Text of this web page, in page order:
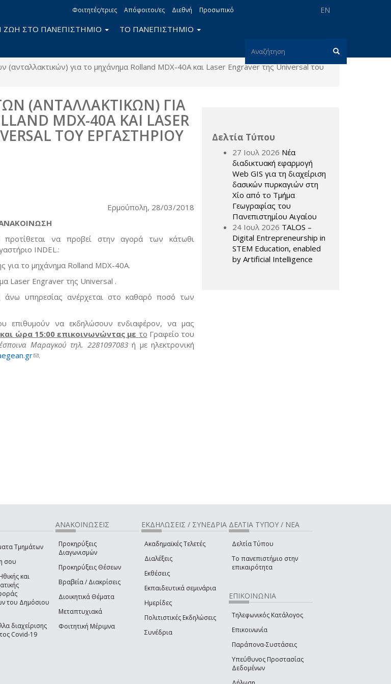
EN
Φοιτητές/τριες Απόφοιτοι/ες Διεθνή Προσωπικό
Φόρμα
αναζήτησης
Αναζήτηση
ΖΩΗ ΣΤΟ ΠΑΝΕΠΙΣΤΗΜΙΟ ΤΟ ΠΑΝΕΠΙΣΤΗΜΙΟ
(ανταλλακτικών) για το μηχάνημα Rolland MDX-40Α και Laser Engraver της Universal του
(ΑΝΤΑΛΛΑΚΤΙΚΩΝ) ΓΙΑ
MDX-40Α ΚΑΙ LASER
ΤΟΥ ΕΡΓΑΣΤΗΡΙΟΥ
Ερμούπολη, 28/03/2018
να προβεί στην αγορά των κάτωθι
INDEL.:
το μηχάνημα Rolland MDX-40Α.
Laser Engraver της Universal .
υπηρεσίας ανέρχεται στο καθαρό ποσό των
επιθυμούν να εκδηλώσουν ενδιαφέρον, να μας
ώρα 15:00 επικοινωνώντας με το Γραφείο του
Μαραγκού τηλ. 2281097083ή με ηλεκτρονική
(link sends e-mail)
.
Δελτία Τύπου
27 Ιουλ 2026 Νέα
διαδικτυακή εφαρμογή
Web GIS για τη διαχείριση
δασικών πυρκαγιών στη
Χίο από το Τμήμα
Γεωγραφίας του
Πανεπιστημίου Αιγαίου
24 Ιουλ 2026 TALOS –
Digital Entrepreneurship in
STEM Education, enabled
by Artificial Intelligence
Τμημάτων
σου
και
του Δημόσιου
διαχείρισης
Covid-19
ΑΝΑΚΟΙΝΩΣΕΙΣ
Προκηρύξεις
Διαγωνισμών
Προκηρύξεις Θέσεων
Βραβεία / Διακρίσεις
Διοικητικά Θέματα
Μεταπτυχιακά
Φοιτητική Μέριμνα
ΕΚΔΗΛΩΣΕΙΣ / ΣΥΝΕΔΡΙΑ
Ακαδημαϊκές Τελετές
Διαλέξεις
Εκθέσεις
Εκπαιδευτικά σεμινάρια
Ημερίδες
Πολιτιστικές Εκδηλώσεις
Συνέδρια
ΔΕΛΤΙΑ ΤΥΠΟΥ / ΝΕΑ
Δελτία Τύπου
Το πανεπιστήμιο στην
επικαιρότητα
ΕΠΙΚΟΙΝΩΝΙΑ
Τηλεφωνικός Κατάλογος
Επικοινωνία
Παράπονα-Συστάσεις
Υπεύθυνος Προστασίας
Δεδομένων